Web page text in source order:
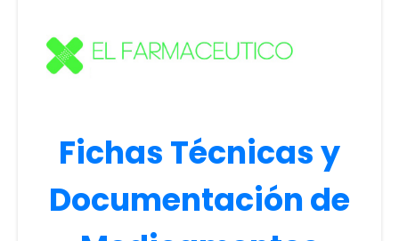
Fichas Técnicas y
Documentación de